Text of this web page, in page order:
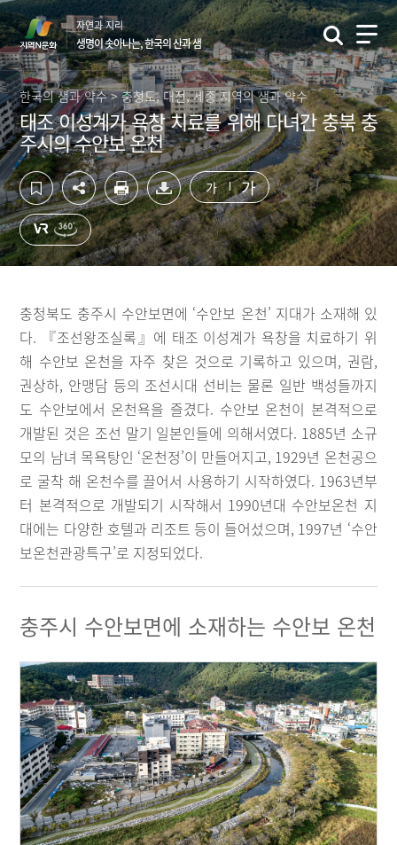
컨
텐
츠
영
역
바
로
가
기
하
단
영
역
바
로
가
기
자연과 지리
생명이 솟아나는, 한국의 산과 샘
한국의 샘과 약수 > 충청도, 대전, 세종 지역의 샘과 약수
태조 이성계가 욕창 치료를 위해 다녀간 충북 충
주시의 수안보 온천
가 가
충청북도 충주시 수안보면에 ‘수안보 온천’ 지대가 소재해 있
다. 『조선왕조실록』에 태조 이성계가 욕창을 치료하기 위
해 수안보 온천을 자주 찾은 것으로 기록하고 있으며, 권람,
권상하, 안맹담 등의 조선시대 선비는 물론 일반 백성들까지
도 수안보에서 온천욕을 즐겼다. 수안보 온천이 본격적으로
개발된 것은 조선 말기 일본인들에 의해서였다. 1885년 소규
모의 남녀 목욕탕인 ‘온천정’이 만들어지고, 1929년 온천공으
로 굴착 해 온천수를 끌어서 사용하기 시작하였다. 1963년부
터 본격적으로 개발되기 시작해서 1990년대 수안보온천 지
대에는 다양한 호텔과 리조트 등이 들어섰으며, 1997년 ‘수안
보온천관광특구’로 지정되었다.
충주시 수안보면에 소재하는 수안보 온천